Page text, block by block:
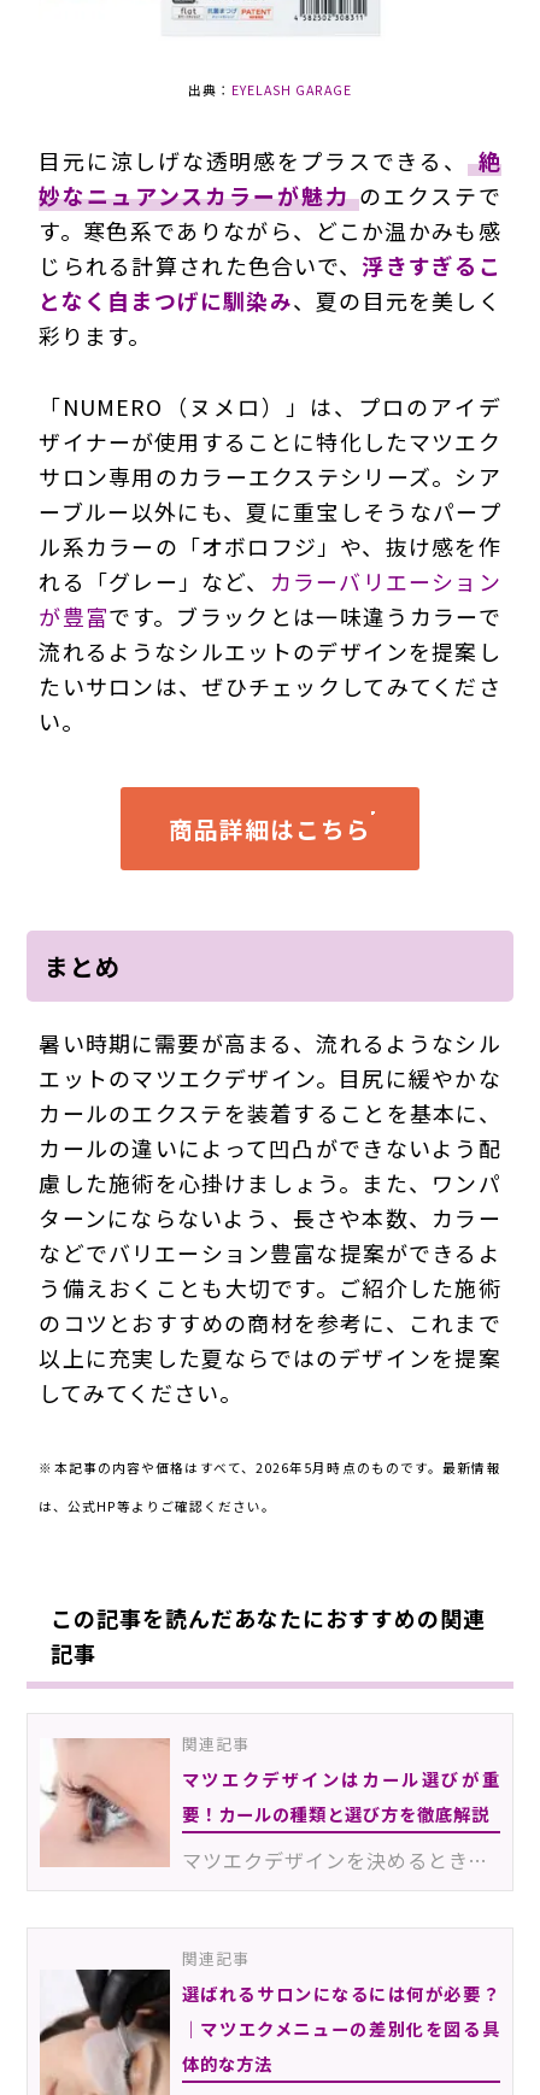
出典： EYELASH GARAGE
目元に涼しげな透明感をプラスできる、
絶
妙なニュアンスカラーが魅力 のエクステで
す。寒色系でありながら、どこか温かみも感
じられる計算された色合いで、浮きすぎるこ
となく自まつげに馴染み、夏の目元を美しく
彩ります。
「NUMERO（ヌメロ）」は、プロのアイデ
ザイナーが使用することに特化したマツエク
サロン専用のカラーエクステシリーズ。シア
ーブルー以外にも、夏に重宝しそうなパープ
ル系カラーの「オボロフジ」や、抜け感を作
れる「グレー」など、 カラーバリエーション
が豊富です。ブラックとは一味違うカラーで
流れるようなシルエットのデザインを提案し
たいサロンは、ぜひチェックしてみてくださ
い。
商品詳細はこちら
まとめ
暑い時期に需要が高まる、流れるようなシル
エットのマツエクデザイン。目尻に緩やかな
カールのエクステを装着することを基本に、
カールの違いによって凹凸ができないよう配
慮した施術を心掛けましょう。また、ワンパ
ターンにならないよう、長さや本数、カラー
などでバリエーション豊富な提案ができるよ
う備えおくことも大切です。ご紹介した施術
のコツとおすすめの商材を参考に、これまで
以上に充実した夏ならではのデザインを提案
してみてください。
※本記事の内容や価格はすべて、2026年5月時点のものです。最新情報
は、公式HP等よりご確認ください。
この記事を読んだあなたにおすすめの関連
記事
関連記事
マツエクデザインはカール選びが重
要！カールの種類と選び方を徹底解説
マツエクデザインを決めるとき、カールの種類は仕上がりを左右する要素の1つです。同じ長さ・太さのエクス…
関連記事
選ばれるサロンになるには何が必要？
｜マツエクメニューの差別化を図る具
体的な方法